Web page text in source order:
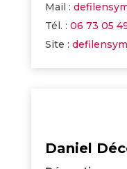
Mail :
Tél. : 06 73 05
Site :
Daniel